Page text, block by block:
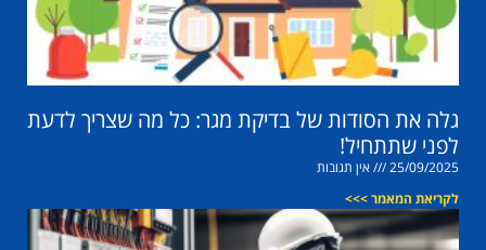
גלה את הסודות של בדיקת מגר: כל מה שצריך לדעת
לפני שתתחיל!
25/09/2025
אין תגובות
לקריאת המאמר >>>